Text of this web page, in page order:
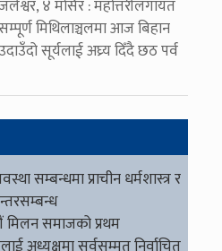
४ मंसिर : महोत्तरीलगायत
मिथिलाञ्चलमा आज बिहान
सूर्यलाई अघ्र्य दिँदै छठ पर्व
सम्बन्धमा प्राचीन धर्मशास्त्र र
मिलन समाजको प्रथम